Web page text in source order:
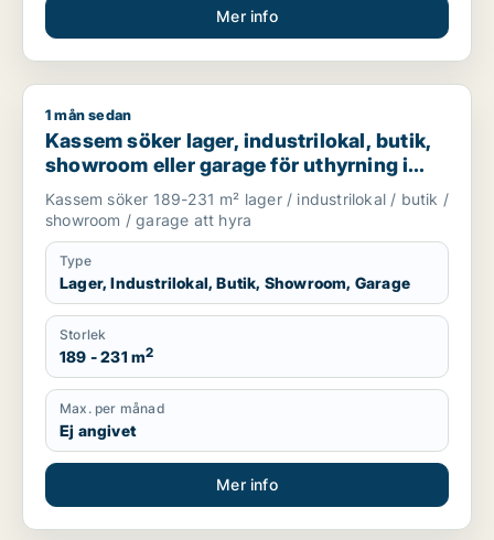
Mer info
Kassem söker lager, industrilokal, butik, showroom eller
1 mån sedan
Kassem söker lager, industrilokal, butik,
showroom eller garage för uthyrning i
Upplands Väsby, Vallentuna eller
Upplands-Bro m.fl.
Kassem söker 189-231 m² lager / industrilokal / butik /
showroom / garage att hyra
Type
Lager, Industrilokal, Butik, Showroom, Garage
Storlek
189 - 231 m2
Max. per månad
Ej angivet
Mer info